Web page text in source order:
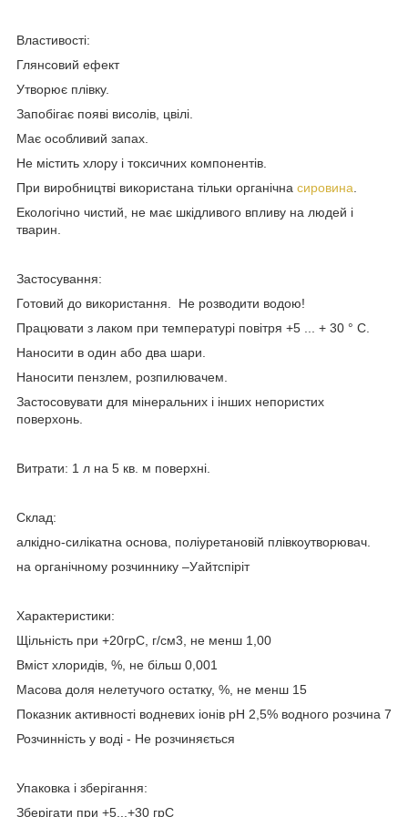
Властивості:
Глянсовий ефект
Утворює плівку.
Запобігає появі висолів, цвілі.
Має особливий запах.
Не містить хлору і токсичних компонентів.
При виробництві використана тільки органічна сировина
Екологічно чистий, не має шкідливого впливу на людей і
тварин.
Застосування:
Готовий до використання. Не розводити водою!
Працювати з лаком при температурі повітря +5 ... + 30 ° С.
Наносити в один або два шари.
Наносити пензлем, розпилювачем.
Застосовувати для мінеральних і інших непористих
поверхонь.
Витрати: 1 л на 5 кв. м поверхні.
Склад:
алкідно-силікатна основа, поліуретановій плівкоутворювач.
на органічному розчиннику –Уайтспіріт
Характеристики:
Щільність при +20грС, г/см3, не менш 1,00
Вміст хлоридів, %, не більш 0,001
Масова доля нелетучого остатку, %, не менш 15
Показник активності водневих іонів рН 2,5% водного розчина 7
Розчинність у воді - Не розчиняється
Упаковка і зберігання:
Зберігати при +5...+30 грС